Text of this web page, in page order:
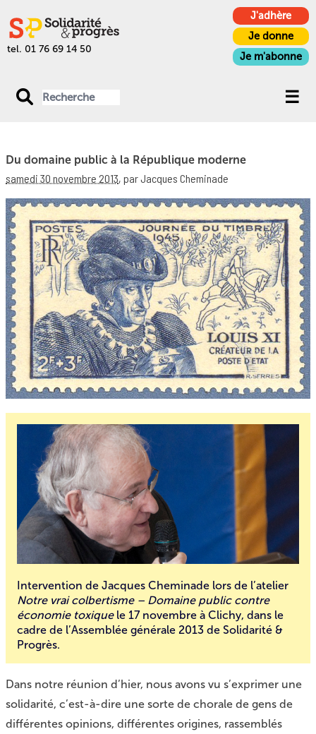
tel. 01 76 69 14 50
J'adhère
Je donne
Je m'abonne
Du domaine public à la République moderne
samedi 30 novembre 2013, par Jacques Cheminade
Intervention de Jacques Cheminade lors de l’atelier
Notre vrai colbertisme – Domaine public contre
économie toxiquele 17 novembre à Clichy, dans le
cadre de l’Assemblée générale 2013 de Solidarité &
Progrès.
Dans notre réunion d’hier, nous avons vu s’exprimer une
solidarité, c’est-à-dire une sorte de chorale de gens de
différentes opinions, différentes origines, rassemblés